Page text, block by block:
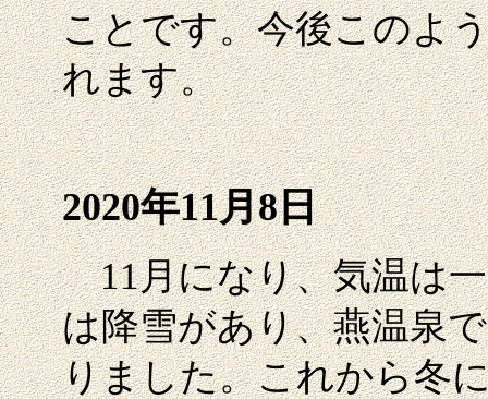
ことです。今後このよ
れます。
2020年11月8日
11月になり、気温は一
は降雪があり、燕温泉
りました。これから冬